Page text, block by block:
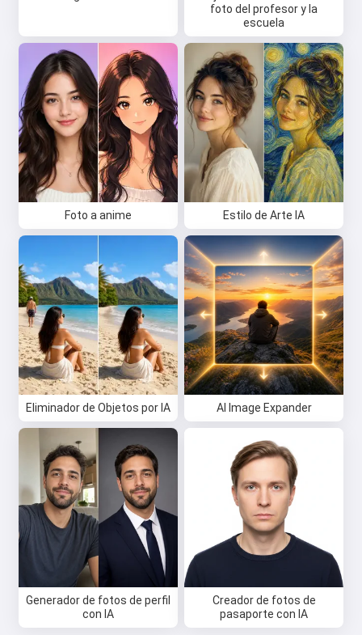
foto del profesor y la
escuela
Foto a anime Estilo de Arte IA
Eliminador de Objetos por IA AI Image Expander
Generador de fotos de perfil
con IA
Creador de fotos de
pasaporte con IA